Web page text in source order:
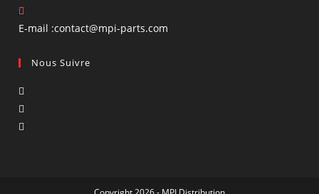
E-mail :contact@mpi-parts.com
Nous Suivre